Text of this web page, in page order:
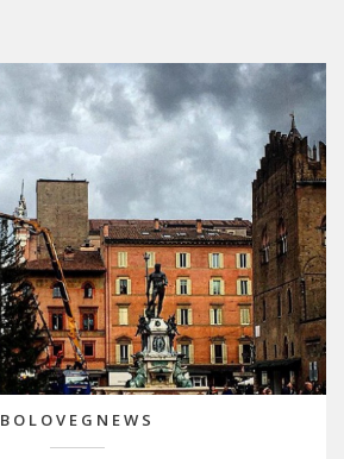
BOLOVEGNEWS